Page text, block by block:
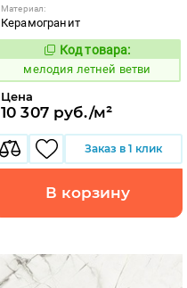
Материал:
Керамогранит
959009
Код товара:
мелодия летней ветви
Цена
10 307 руб./м²
Заказ в 1 клик
В корзину